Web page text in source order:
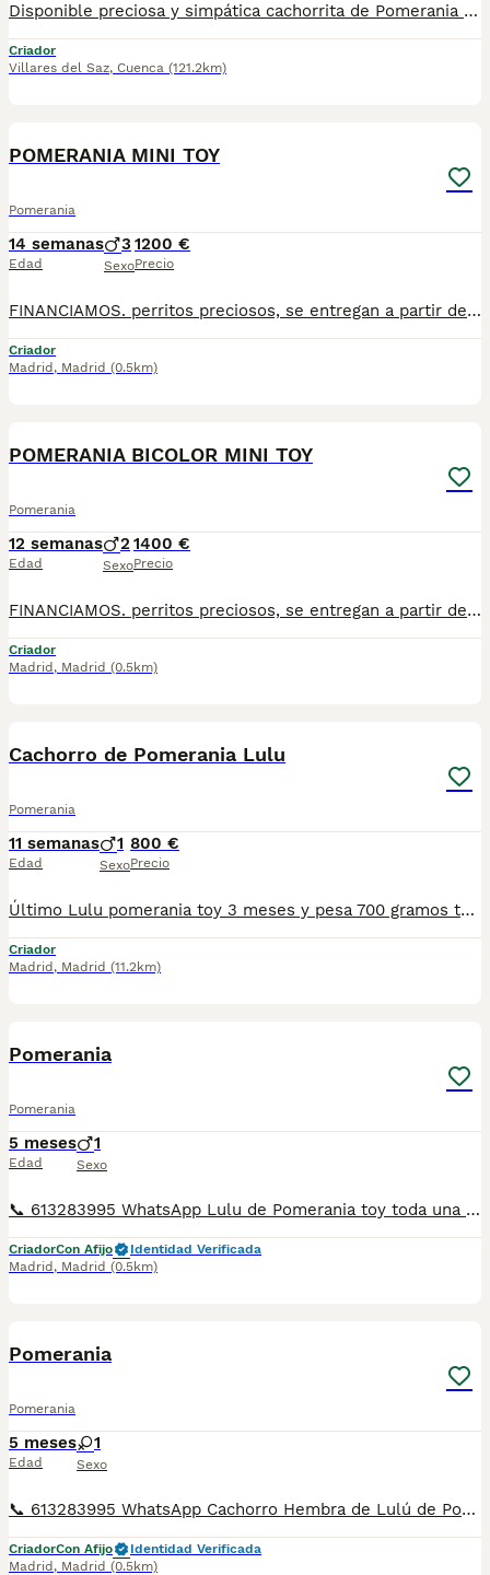
Disponible preciosa y simpática cachorrita de Pomerania de tamaño pequeñito por la evolución que lleva ya lleva toda su vacunación completa, ya puede salir a pasear a la calle. Si quieres saber más sobre ella puedes venir a conocerla o pedirnos más información sin ningún compromiso. Estaremos encantados de poderte ayudar !!!
Criador
Villares del Saz, Cuenca (121.2km)
POMERANIA MINI TOY
Pomerania
14 semanas
Edad
3
Sexo
1200 €
Precio
FINANCIAMOS. perritos preciosos, se entregan a partir de 2 meses y medio de edad, con mínimo 2 vacunas y 2 desparasitaciones. Se entregan con garantía vírica y genética. Con el microchip, su cartilla oficial, contrato de compra y factura. Compra responsablemente en un criador especializado, oficial y homologado con núcleo zoológico. Llámanos para más información. Los precios varían en función de la raza, edad, color y línea del cachorros
Criador
Madrid , Madrid (0.5km)
POMERANIA BICOLOR MINI TOY
Pomerania
12 semanas
Edad
2
Sexo
1400 €
Precio
FINANCIAMOS. perritos preciosos, se entregan a partir de 2 meses y medio de edad, con mínimo 2 vacunas y 2 desparasitaciones. Se entregan con garantía vírica y genética. Con el microchip, su cartilla oficial, contrato de compra y factura. Compra responsablemente en un criador especializado, oficial y homologado con núcleo zoológico. Llámanos para más información. Los precios varían en función de la raza, edad, color y línea del cachorros
Criador
Madrid , Madrid (0.5km)
Cachorro de Pomerania Lulu
Pomerania
11 semanas
Edad
1
Sexo
800 €
Precio
Último Lulu pomerania toy 3 meses y pesa 700 gramos tenemos machos y hembras ,distintos colores Nuestros cachorros nacen y crecen en un ambiente familiar ,sin jaulas ,con un respeto y exclusiva cria,somos respetuosos con el tiempo de destete ,cada cachorro necesita su tiempo.. Destetamos con un pienso de alta calidad , Cachorros revisados ,desde el nacimiento ,hasta la entrega por un veterinario competente ,buscando siempre el bienestar de nuestros animales.. Sociabilizados y equilibrados tanto padres como cachorros Se entregan con todo el protocolo veterinario legal,y garantías por escrito completas.. Tenemos servicio de entrega personalizado a cualquier punto de España,directo.. El precio puede cambiar tanto en sexo como en características del cachorro. Dejanos tú teléfono y te mandamos toda la información fotos y vídeos ..
Criador
Madrid , Madrid (11.2km)
Pomerania
Pomerania
5 meses
Edad
1
Sexo
📞 613283995 WhatsApp Lulu de Pomerania toy toda una belleza es el cachorro de las fotos Entregamos nuestros pequeños cachorritos con todas las garantías y cuidados necesarios , disponemos de núcleo zoológico para crianza y venta de nuestros cachorros . ✅Desparasitaciones y vacunas correspondientes a su edad . ✅Cartilla de vacunación . ✅Revisiones veterinarias . ✅Garantías víricas de 15 días . ✅Garantías genéticas de un año . Seriedad , confianza y bienestar animal son nuestra prioridad . También ofrecemos transporte propio para nuestros pequeños cachorros a toda la península , el pago lo podéis hacer contra reembolso . (con coste adicional) . Mandamos a toda España . Disponemos de varias razas Si no esta la raza que queréis llámanos , intentaremos encontrártela , trabajamos con los mejores criadores de España .
CriadorCon Afijo
Identidad Verificada
Madrid , Madrid (0.5km)
Pomerania
Pomerania
5 meses
Edad
1
Sexo
📞 613283995 WhatsApp Cachorro Hembra de Lulú de Pomerania negrita una preciosidad Entregamos nuestros pequeños cachorritos con todas las garantías y cuidados necesarios , disponemos de núcleo zoológico para crianza y venta de nuestros cachorros . ✅Desparasitaciones y vacunas correspondientes a su edad . ✅Cartilla de vacunación . ✅Revisiones veterinarias . ✅Garantías víricas de 15 días . ✅Garantías genéticas de un año . Seriedad , confianza y bienestar animal son nuestra prioridad . También ofrecemos transporte propio para nuestros pequeños cachorros a toda la península , el pago lo podéis hacer contra reembolso . (con coste adicional) . Mandamos a toda España . Disponemos de varias razas Si no esta la raza que queréis llámanos , intentaremos encontrártela , trabajamos con los mejores criadores de España .
CriadorCon Afijo
Identidad Verificada
Madrid , Madrid (0.5km)